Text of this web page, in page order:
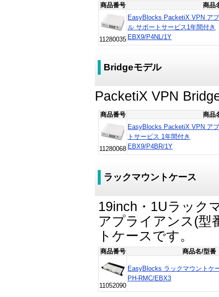
商品番号 商品
11280035
EasyBlocks PacketiX VPN ア
ル サポートサービス1年間付き
EBX9/P4NL/1Y
Bridgeモデル
PacketiX VPN
商品番号 商品
11280068
EasyBlocks PacketiX VPN ア
トサービス 1年間付き
EBX9/P4BR/1Y
ラックマウントケース
19inch・1Uラック
アプライアンス(型
トケースです。
商品番号 商品名/型番
11052090
EasyBlocks ラックマウントケ
PH-RMC/EBX3